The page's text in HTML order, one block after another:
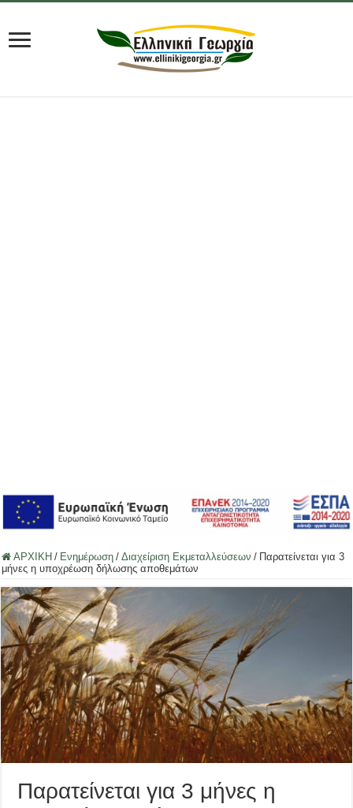
ΑΡΧΙΚΗ / Ενημέρωση / Διαχείριση Εκμεταλλεύσεων / Παρατείνεται για 3
μήνες η υποχρέωση δήλωσης αποθεμάτων
Παρατείνεται για 3 μήνες η